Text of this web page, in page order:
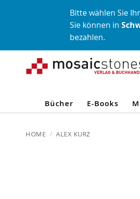
Bitte wählen Sie
Sie können in
bezahlen.
Direkt
zum
Bücher E-Books
HOME ALEX KURZ